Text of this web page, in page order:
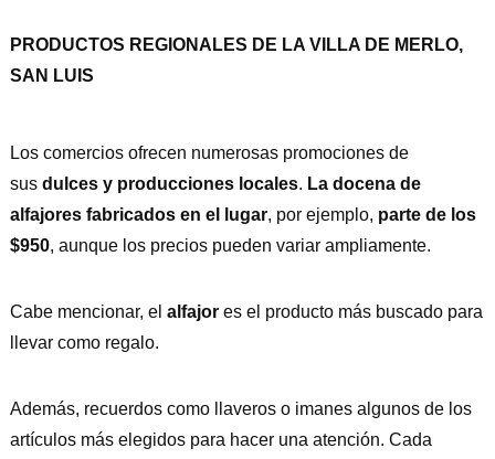
PRODUCTOS REGIONALES DE LA VILLA DE MERLO,
SAN LUIS
Los comercios ofrecen numerosas promociones de
susdulces y producciones locales. La docena de
alfajores fabricados en el lugar, por ejemplo, parte de los
$950, aunque los precios pueden variar ampliamente.
Cabe mencionar, el alfajores el producto más buscado para
llevar como regalo.
Además, recuerdos como llaveros o imanes algunos de los
artículos más elegidos para hacer una atención. Cada